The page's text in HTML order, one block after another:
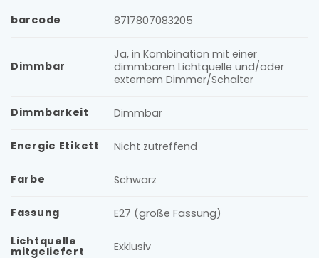
barcode 8717807083205
Dimmbar
Ja, in Kombination mit einer
dimmbaren Lichtquelle und/oder
externem Dimmer/Schalter
Dimmbarkeit Dimmbar
Energie Etikett Nicht zutreffend
Farbe Schwarz
Fassung
E27 (große Fassung)
Lichtquelle
mitgeliefert Exklusiv